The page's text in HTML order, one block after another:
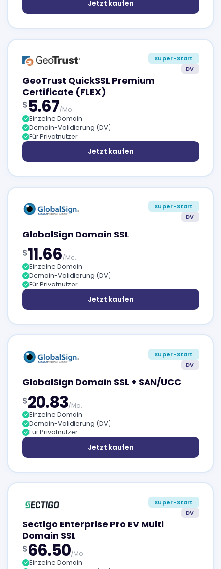
Jetzt kaufen
Super-Start
DV
GeoTrust QuickSSL Premium
Certificate (FLEX)
$5.67/Mo.
Einzelne Domain
Domain-Validierung (DV)
Für Privatnutzer
Jetzt kaufen
Super-Start
DV
GlobalSign Domain SSL
$11.66/Mo.
Einzelne Domain
Domain-Validierung (DV)
Für Privatnutzer
Jetzt kaufen
Super-Start
DV
GlobalSign Domain SSL + SAN/UCC
$20.83/Mo.
Einzelne Domain
Domain-Validierung (DV)
Für Privatnutzer
Jetzt kaufen
Super-Start
DV
Sectigo Enterprise Pro EV Multi
Domain SSL
$66.50/Mo.
Einzelne Domain